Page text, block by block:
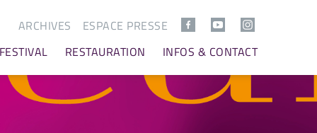
ARCHIVES
ESPACE PRESSE
RESTAURATION INFOS & CONTACT